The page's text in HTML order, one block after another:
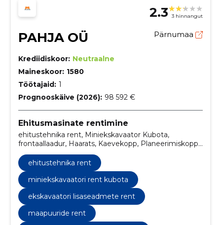
2.3 3 hinnangut
PAHJA OÜ Pärnumaa
Krediidiskoor: Neutraalne
Maineskoor: 1580
Töötajaid: 1
Prognooskäive (2026): 98 592 €
Ehitusmasinate rentimine
ehitustehnika rent, Miniekskavaator Kubota,
frontaallaadur, Haarats, Kaevekopp, Planeerimiskopp,
Niiduk, maapuur, Kännufrees, lume lükkamine
ehitustehnika rent
miniekskavaatori rent kubota
ekskavaatori lisaseadmete rent
maapuuride rent